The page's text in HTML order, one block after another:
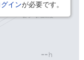
インが必要です。